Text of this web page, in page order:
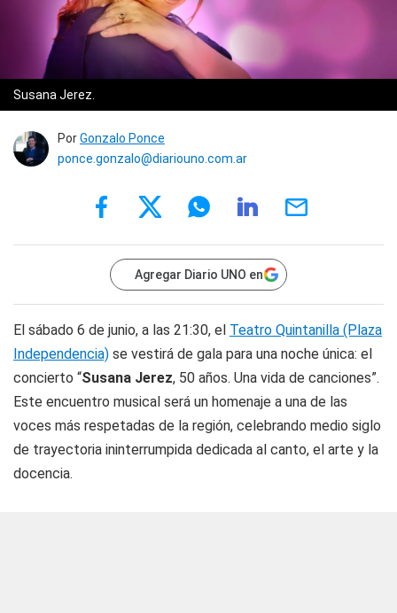
Susana Jerez.
PorGonzalo Ponce
ponce.gonzalo@diariouno.com.ar
Agregar Diario UNO en
El sábado 6 de junio, a las 21:30, el Teatro Quintanilla (Plaza
Independencia) se vestirá de gala para una noche única: el
concierto “Susana Jerez, 50 años. Una vida de canciones”.
Este encuentro musical será un homenaje a una de las
voces más respetadas de la región, celebrando medio siglo
de trayectoria ininterrumpida dedicada al canto, el arte y la
docencia.